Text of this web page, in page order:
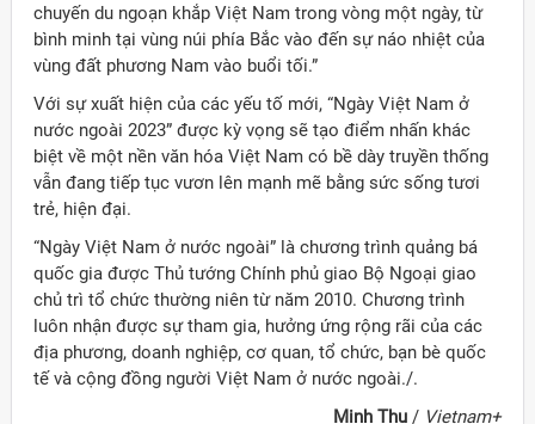
chuyến du ngoạn khắp Việt Nam trong vòng một ngày, từ
bình minh tại vùng núi phía Bắc vào đến sự náo nhiệt của
vùng đất phương Nam vào buổi tối.”
Với sự xuất hiện của các yếu tố mới, “Ngày Việt Nam ở
nước ngoài 2023” được kỳ vọng sẽ tạo điểm nhấn khác
biệt về một nền văn hóa Việt Nam có bề dày truyền thống
vẫn đang tiếp tục vươn lên mạnh mẽ bằng sức sống tươi
trẻ, hiện đại.
“Ngày Việt Nam ở nước ngoài” là chương trình quảng bá
quốc gia được Thủ tướng Chính phủ giao Bộ Ngoại giao
chủ trì tổ chức thường niên từ năm 2010. Chương trình
luôn nhận được sự tham gia, hưởng ứng rộng rãi của các
địa phương, doanh nghiệp, cơ quan, tổ chức, bạn bè quốc
tế và cộng đồng người Việt Nam ở nước ngoài./.
Minh Thu / Vietnam+